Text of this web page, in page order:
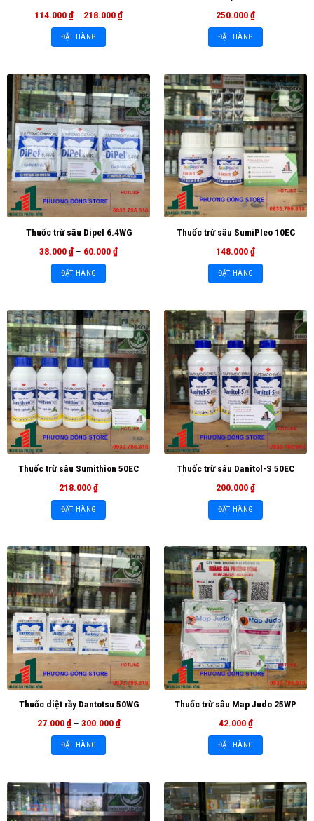
114.000₫ – 218.000₫
ĐẶT HÀNG
250.000₫
ĐẶT HÀNG
Thuốc trừ sâu Dipel 6.4WG
38.000₫ – 60.000₫
ĐẶT HÀNG
Thuốc trừ sâu SumiPleo 10EC
148.000₫
ĐẶT HÀNG
Thuốc trừ sâu Sumithion 50EC
218.000₫
ĐẶT HÀNG
Thuốc trừ sâu Danitol-S 50EC
200.000₫
ĐẶT HÀNG
Thuốc diệt rầy Dantotsu 50WG
27.000₫ – 300.000₫
ĐẶT HÀNG
Thuốc trừ sâu Map Judo 25WP
42.000₫
ĐẶT HÀNG